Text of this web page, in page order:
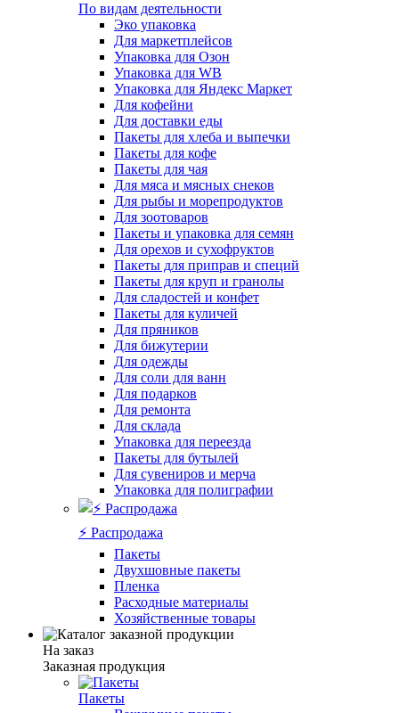
По видам деятельности
Эко упаковка
Для маркетплейсов
Упаковка для Озон
Упаковка для WB
Упаковка для Яндекс Маркет
Для кофейни
Для доставки еды
Пакеты для хлеба и выпечки
Пакеты для кофе
Пакеты для чая
Для мяса и мясных снеков
Для рыбы и морепродуктов
Для зоотоваров
Пакеты и упаковка для семян
Для орехов и сухофруктов
Пакеты для приправ и специй
Пакеты для круп и гранолы
Для сладостей и конфет
Пакеты для куличей
Для пряников
Для бижутерии
Для одежды
Для соли для ванн
Для подарков
Для ремонта
Для склада
Упаковка для переезда
Пакеты для бутылей
Для сувениров и мерча
Упаковка для полиграфии
⚡️ Распродажа
Пакеты
Двухшовные пакеты
Пленка
Расходные материалы
Хозяйственные товары
На заказ
Заказная продукция
Пакеты